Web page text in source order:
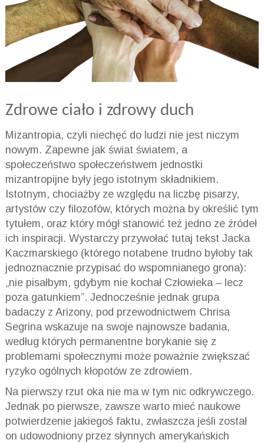
Zdrowe ciało i zdrowy duch
Mizantropia, czyli niechęć do ludzi nie jest niczym
nowym. Zapewne jak świat światem, a
społeczeństwo społeczeństwem jednostki
mizantropijne były jego istotnym składnikiem.
Istotnym, chociażby ze względu na liczbę pisarzy,
artystów czy filozofów, których można by określić tym
tytułem, oraz który mógł stanowić też jedno ze źródeł
ich inspiracji. Wystarczy przywołać tutaj tekst Jacka
Kaczmarskiego (którego notabene trudno byłoby tak
jednoznacznie przypisać do wspomnianego grona):
„nie pisałbym, gdybym nie kochał Człowieka – lecz
poza gatunkiem”. Jednocześnie jednak grupa
badaczy z Arizony, pod przewodnictwem Chrisa
Segrina wskazuje na swoje najnowsze badania,
według których permanentne borykanie się z
problemami społecznymi może poważnie zwiększać
ryzyko ogólnych kłopotów ze zdrowiem.
Na pierwszy rzut oka nie ma w tym nic odkrywczego.
Jednak po pierwsze, zawsze warto mieć naukowe
potwierdzenie jakiegoś faktu, zwłaszcza jeśli został
on udowodniony przez słynnych amerykańskich